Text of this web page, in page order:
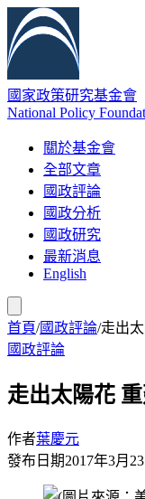
國家政策研究基金會
National Policy
關於基金會
全部文章
國政評論
國政分析
國政研究
最新消息
English
首頁/國政評論/走出
國政評論
走出太陽花
作者葉慶元
發布日期2017年3月23